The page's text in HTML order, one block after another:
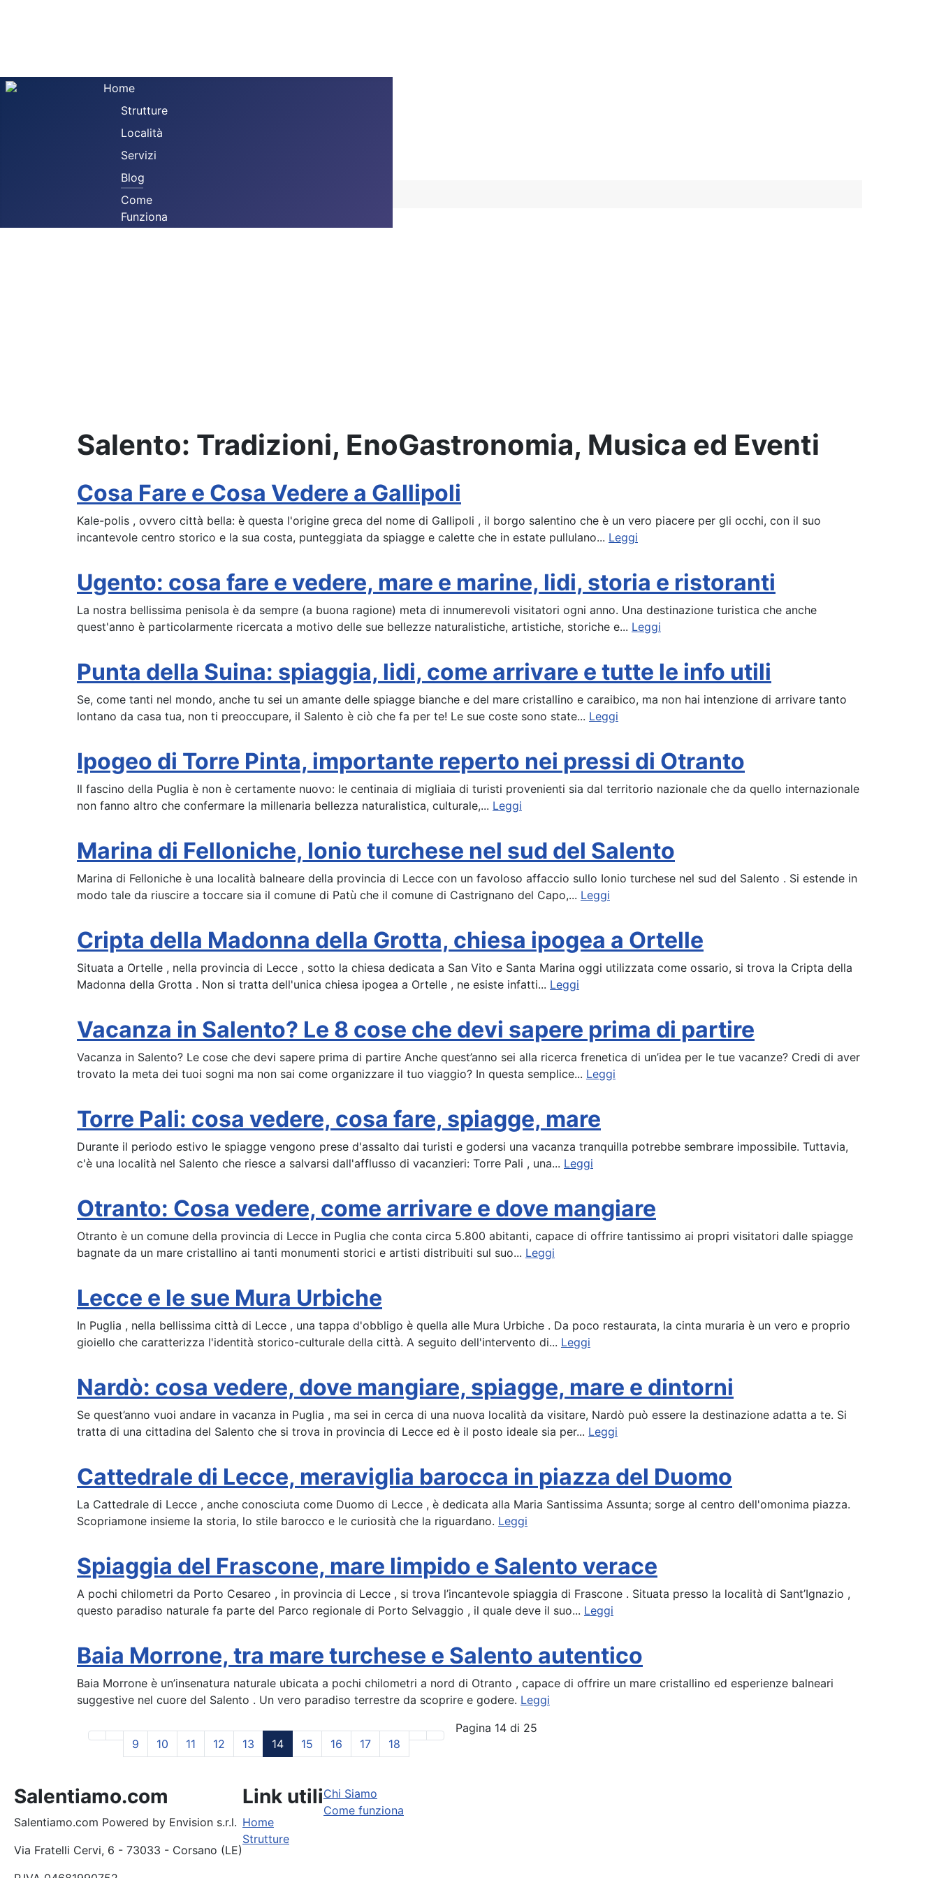
Home
Strutture
Località
Servizi
Blog
Come
Funziona
Blog
Salento: Tradizioni, EnoGastronomia, Musica ed Eventi
Cosa Fare e Cosa Vedere a Gallipoli
Kale-polis , ovvero città bella: è questa l'origine greca del nome di Gallipoli , il borgo salentino che è un vero piacere per gli occhi, con il suo
incantevole centro storico e la sua costa, punteggiata da spiagge e calette che in estate pullulano... Leggi
Ugento: cosa fare e vedere, mare e marine, lidi, storia e ristoranti
La nostra bellissima penisola è da sempre (a buona ragione) meta di innumerevoli visitatori ogni anno. Una destinazione turistica che anche
quest'anno è particolarmente ricercata a motivo delle sue bellezze naturalistiche, artistiche, storiche e... Leggi
Punta della Suina: spiaggia, lidi, come arrivare e tutte le info utili
Se, come tanti nel mondo, anche tu sei un amante delle spiagge bianche e del mare cristallino e caraibico, ma non hai intenzione di arrivare tanto
lontano da casa tua, non ti preoccupare, il Salento è ciò che fa per te! Le sue coste sono state... Leggi
Ipogeo di Torre Pinta, importante reperto nei pressi di Otranto
Il fascino della Puglia è non è certamente nuovo: le centinaia di migliaia di turisti provenienti sia dal territorio nazionale che da quello internazionale
non fanno altro che confermare la millenaria bellezza naturalistica, culturale,... Leggi
Marina di Felloniche, Ionio turchese nel sud del Salento
Marina di Felloniche è una località balneare della provincia di Lecce con un favoloso affaccio sullo Ionio turchese nel sud del Salento . Si estende in
modo tale da riuscire a toccare sia il comune di Patù che il comune di Castrignano del Capo,... Leggi
Cripta della Madonna della Grotta, chiesa ipogea a Ortelle
Situata a Ortelle , nella provincia di Lecce , sotto la chiesa dedicata a San Vito e Santa Marina oggi utilizzata come ossario, si trova la Cripta della
Madonna della Grotta . Non si tratta dell'unica chiesa ipogea a Ortelle , ne esiste infatti... Leggi
Vacanza in Salento? Le 8 cose che devi sapere prima di partire
Vacanza in Salento? Le cose che devi sapere prima di partire Anche quest’anno sei alla ricerca frenetica di un’idea per le tue vacanze? Credi di aver
trovato la meta dei tuoi sogni ma non sai come organizzare il tuo viaggio? In questa semplice... Leggi
Torre Pali: cosa vedere, cosa fare, spiagge, mare
Durante il periodo estivo le spiagge vengono prese d'assalto dai turisti e godersi una vacanza tranquilla potrebbe sembrare impossibile. Tuttavia,
c'è una località nel Salento che riesce a salvarsi dall'afflusso di vacanzieri: Torre Pali , una... Leggi
Otranto: Cosa vedere, come arrivare e dove mangiare
Otranto è un comune della provincia di Lecce in Puglia che conta circa 5.800 abitanti, capace di offrire tantissimo ai propri visitatori dalle spiagge
bagnate da un mare cristallino ai tanti monumenti storici e artisti distribuiti sul suo... Leggi
Lecce e le sue Mura Urbiche
In Puglia , nella bellissima città di Lecce , una tappa d'obbligo è quella alle Mura Urbiche . Da poco restaurata, la cinta muraria è un vero e proprio
gioiello che caratterizza l'identità storico-culturale della città. A seguito dell'intervento di... Leggi
Nardò: cosa vedere, dove mangiare, spiagge, mare e dintorni
Se quest’anno vuoi andare in vacanza in Puglia , ma sei in cerca di una nuova località da visitare, Nardò può essere la destinazione adatta a te. Si
tratta di una cittadina del Salento che si trova in provincia di Lecce ed è il posto ideale sia per... Leggi
Cattedrale di Lecce, meraviglia barocca in piazza del Duomo
La Cattedrale di Lecce , anche conosciuta come Duomo di Lecce , è dedicata alla Maria Santissima Assunta; sorge al centro dell'omonima piazza.
Scopriamone insieme la storia, lo stile barocco e le curiosità che la riguardano. Leggi
Spiaggia del Frascone, mare limpido e Salento verace
A pochi chilometri da Porto Cesareo , in provincia di Lecce , si trova l’incantevole spiaggia di Frascone . Situata presso la località di Sant’Ignazio ,
questo paradiso naturale fa parte del Parco regionale di Porto Selvaggio , il quale deve il suo... Leggi
Baia Morrone, tra mare turchese e Salento autentico
Baia Morrone è un’insenatura naturale ubicata a pochi chilometri a nord di Otranto , capace di offrire un mare cristallino ed esperienze balneari
suggestive nel cuore del Salento . Un vero paradiso terrestre da scoprire e godere. Leggi
9 10 11 12 13 14 15 16 17 18
Pagina 14 di 25
Salentiamo.com
Salentiamo.com Powered by Envision s.r.l.
Via Fratelli Cervi, 6 - 73033 - Corsano (LE)
Link utili
Home
Strutture
Chi Siamo
Come funziona